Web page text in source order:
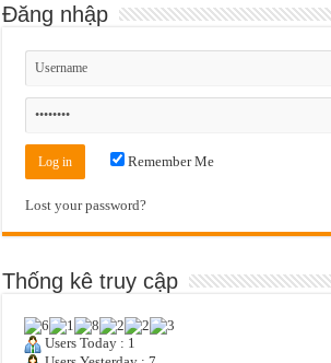
Đăng nhập
Remember Me
Lost your password?
Thống kê truy cập
Users Today : 1